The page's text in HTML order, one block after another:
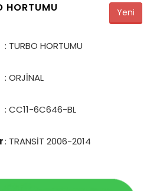
HORTUMU Yeni
: TURBO HORTUMU
: ORJİNAL
: CC11-6C646-BL
: TRANSİT 2006-2014